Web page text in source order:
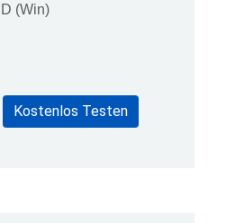
(Win)
Kostenlos Testen